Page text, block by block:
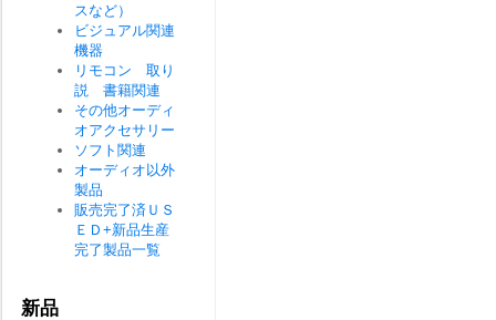
スなど）
ビジュアル関連
機器
リモコン 取り
説 書籍関連
その他オーディ
オアクセサリー
ソフト関連
オーディオ以外
製品
販売完了済ＵＳ
ＥＤ+新品生産
完了製品一覧
新品